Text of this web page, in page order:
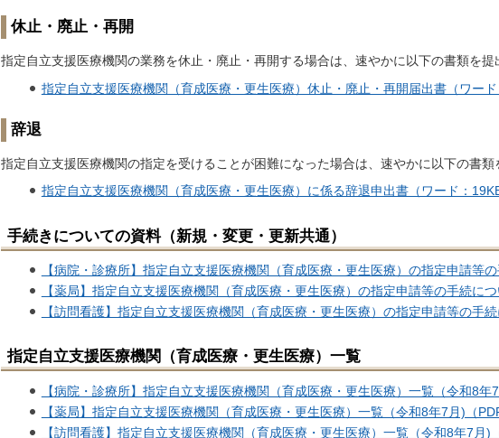
休止・廃止・再開
指定自立支援医療機関の業務を休止・廃止・再開する場合は、速やかに以下の書類を提
指定自立支援医療機関（育成医療・更生医療）休止・廃止・再開届出書（ワード
辞退
指定自立支援医療機関の指定を受けることが困難になった場合は、速やかに以下の書類
指定自立支援医療機関（育成医療・更生医療）に係る辞退申出書（ワード：19KB
手続きについての資料（新規・変更・更新共通）
【病院・診療所】指定自立支援医療機関（育成医療・更生医療）の指定申請等
【薬局】指定自立支援医療機関（育成医療・更生医療）の指定申請等の手続につ
【訪問看護】指定自立支援医療機関（育成医療・更生医療）の指定申請等の手
指定自立支援医療機関（育成医療・更生医療）一覧
【病院・診療所】指定自立支援医療機関（育成医療・更生医療）一覧（令和8年
【薬局】指定自立支援医療機関（育成医療・更生医療）一覧（令和8年7月)（
【訪問看護】指定自立支援医療機関（育成医療・更生医療）一覧（令和8年7月)